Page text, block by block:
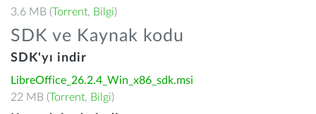
3.6 MB (Torrent, Bilgi)
SDK ve Kaynak kodu
SDK'yı indir
LibreOffice_26.2.4_Win_x86_sdk.msi
22 MB (Torrent, Bilgi)